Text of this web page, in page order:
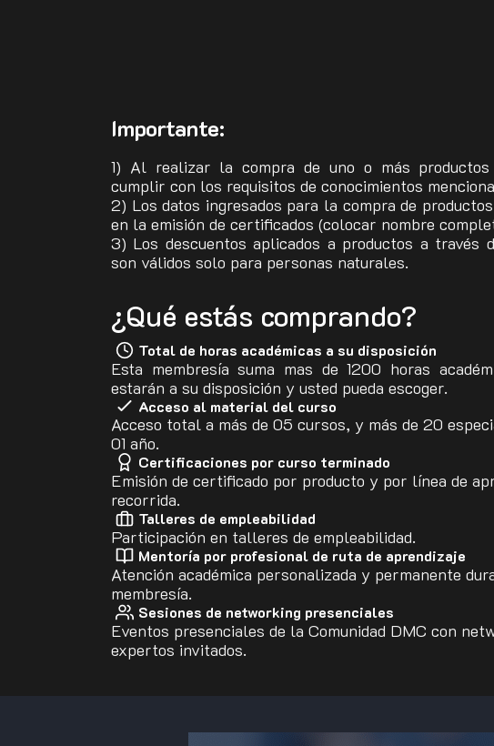
Importante:
1) Al realizar la compra de uno o más productos
cumplir con los requisitos de conocimientos
2) Los datos ingresados para la compra de
en la emisión de certificados (colocar nombre
3) Los descuentos aplicados a productos a través
son válidos solo para personas naturales.
¿Qué estás comprando?
Total de horas académicas a su disposición
Esta membresía suma mas de 1200 horas
estarán a su disposición y usted pueda escoger.
Acceso al material del curso
Acceso total a más de 05 cursos, y más de 20
01 año.
Certificaciones por curso terminado
Emisión de certificado por producto y por línea de
recorrida.
Talleres de empleabilidad
Participación en talleres de empleabilidad.
Mentoría por profesional de ruta de aprendizaje
Atención académica personalizada y permanente
membresía.
Sesiones de networking presenciales
Eventos presenciales de la Comunidad DMC con
expertos invitados.